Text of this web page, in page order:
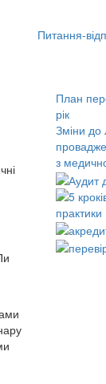
План
рік
Зміни до
з